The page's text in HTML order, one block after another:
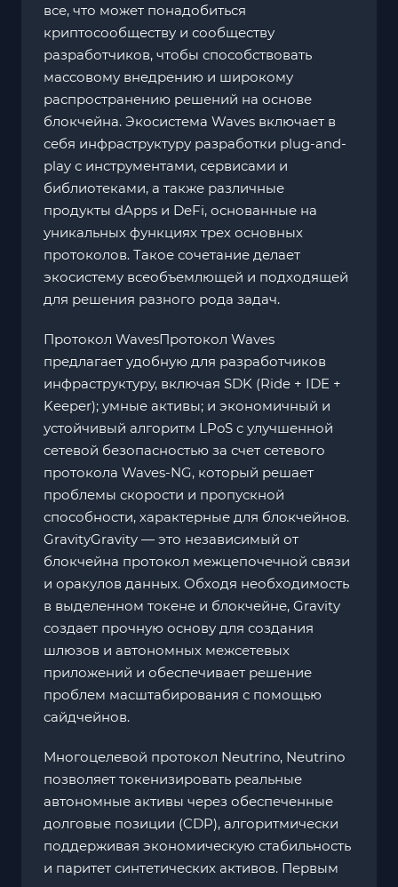
все, что может понадобиться
криптосообществу и сообществу
разработчиков, чтобы способствовать
массовому внедрению и широкому
распространению решений на основе
блокчейна. Экосистема Waves включает в
себя инфраструктуру разработки plug-and-
play с инструментами, сервисами и
библиотеками, а также различные
продукты dApps и DeFi, основанные на
уникальных функциях трех основных
протоколов. Такое сочетание делает
экосистему всеобъемлющей и подходящей
для решения разного рода задач.
Протокол WavesПротокол Waves
предлагает удобную для разработчиков
инфраструктуру, включая SDK (Ride + IDE +
Keeper); умные активы; и экономичный и
устойчивый алгоритм LPoS с улучшенной
сетевой безопасностью за счет сетевого
протокола Waves-NG, который решает
проблемы скорости и пропускной
способности, характерные для блокчейнов.
GravityGravity — это независимый от
блокчейна протокол межцепочечной связи
и оракулов данных. Обходя необходимость
в выделенном токене и блокчейне, Gravity
создает прочную основу для создания
шлюзов и автономных межсетевых
приложений и обеспечивает решение
проблем масштабирования с помощью
сайдчейнов.
Многоцелевой протокол Neutrino, Neutrino
позволяет токенизировать реальные
автономные активы через обеспеченные
долговые позиции (CDP), алгоритмически
поддерживая экономическую стабильность
и паритет синтетических активов. Первым